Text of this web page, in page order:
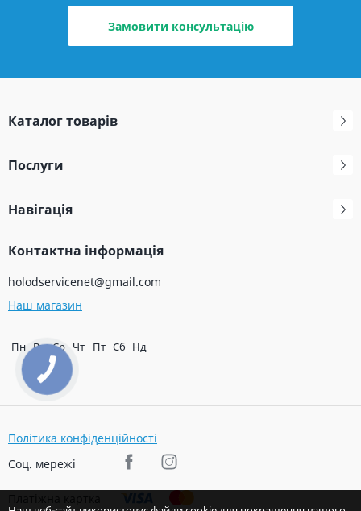
Замовити консультацію
Каталог товарів
Послуги
Навігація
Контактна інформація
holodservicenet@gmail.com
Наш магазин
Пн Вт Ср Чт Пт Сб Нд
Політика конфіденційності
Соц. мережі